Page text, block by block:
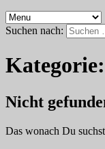
Suchen nach:
Kategorie:
Nicht
Das wonach Du